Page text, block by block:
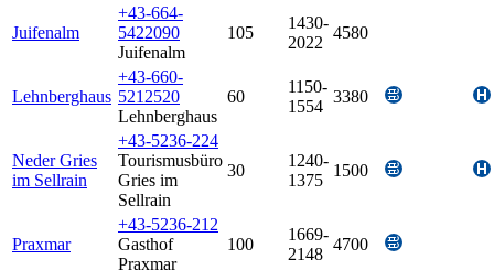
Juifenalm
+43-664-
5422090
Juifenalm
105
1430-
2022
4580
Lehnberghaus
+43-660-
5212520
Lehnberghaus
60
1150-
1554
3380
Neder Gries
im Sellrain
+43-5236-224
Tourismusbüro
Gries im
Sellrain
30
1240-
1375
1500
Praxmar
+43-5236-212
Gasthof
Praxmar
100
1669-
2148
4700